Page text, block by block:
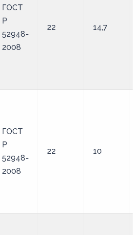
ГОСТ
Р
52948-
2008
22 14,7
ГОСТ
Р
52948-
2008
22 10